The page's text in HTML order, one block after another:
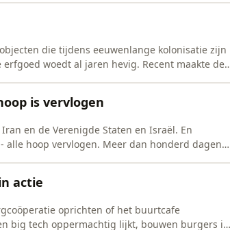
die tijdens eeuwenlange kolonisatie zijn
al jaren hevig. Recent maakte de
is vervlogen
en de Verenigde Staten en Israël. En
hoop vervlogen. Meer dan honderd dagen
actie
oprichten of het buurtcafe
big tech oppermachtig lijkt, bouwen burgers in